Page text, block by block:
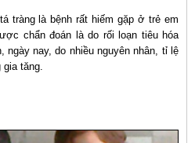
tràng là bệnh rất hiếm gặp ở trẻ em
chẩn đoán là do rối loạn tiêu hóa
ngày nay, do nhiều nguyên nhân, tỉ lệ
gia tăng.